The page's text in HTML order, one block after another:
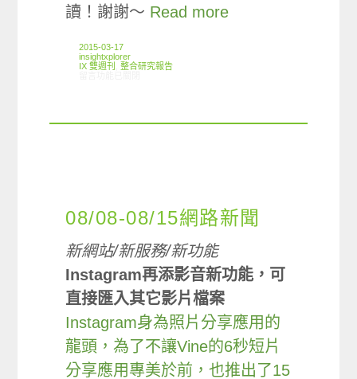
讀！謝謝～ Read more
2015-03-17
insightxplorer
IX 雙週刊
,整合研究報告
08/08-08/15網路新聞
新網站/新服務/新功能
Instagram再添影音新功能，可
直接匯入其它影片檔案
Instagram身為照片分享應用的
龍頭，為了不讓Vine的6秒短片
分享應用專美於前，也推出了15